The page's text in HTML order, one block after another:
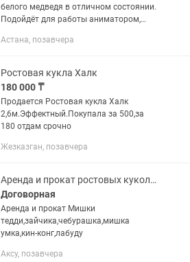
белого медведя в отличном состоянии.
Подойдёт для работы аниматором,
промо-акций, фотосессий и
Астана, позавчера
Ростовая кукла Халк
180 000 ₸
Продается Ростовая кукла Халк
2,6м.Эффектный.Покупала за 500,за
180 отдам срочно
Жезказган, позавчера
Аренда и прокат ростовых кукол и надувных персонажей
Договорная
Аренда и прокат Мишки
тедди,зайчика,чебурашка,мишка
умка,кин-конг,лабуду
Аксу, позавчера